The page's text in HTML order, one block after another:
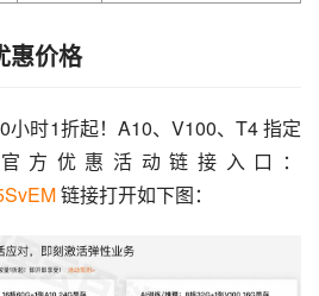
惠价格
小时1折起！A10、V100、T4 指定
方优惠活动链接入口：
链接打开如下图：